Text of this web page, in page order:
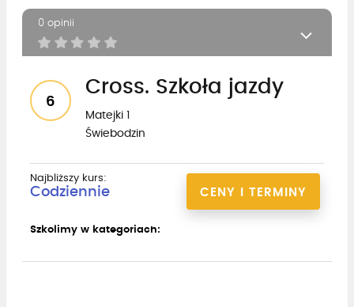
0 opinii
6
Cross. Szkoła jazdy
Matejki 1
Świebodzin
CENY I TERMINY
Najbliższy kurs:
Codziennie
Szkolimy w kategoriach: